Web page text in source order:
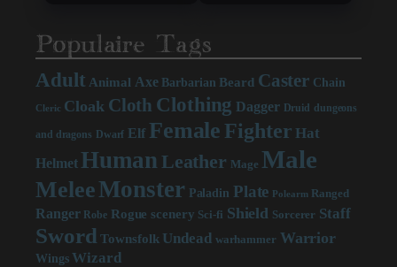
Populaire Tags
Adult Animal Axe Barbarian Beard Caster Chain
Cleric Cloak Cloth Clothing Dagger Druid dungeons
and dragons Dwarf Elf FemaleFighter Hat
Helmet Human Leather Mage Male
MeleeMonster Paladin Plate Polearm Ranged
Ranger Robe Rogue scenery Sci-fi Shield Sorcerer Staff
Sword Townsfolk Undead warhammer Warrior
Wings Wizard